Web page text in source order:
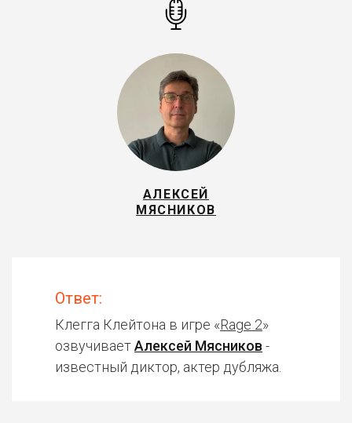
АЛЕКСЕЙ
МЯСНИКОВ
Ответ:
Клегга Клейтона в игре «Rage 2»
озвучиваетАлексей Мясников -
известный диктор, актер дубляжа.